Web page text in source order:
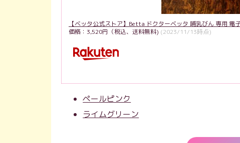
【ベッタ公式ストア】Betta ドクターベッタ 哺乳びん 専用
価格：3,520円（税込、送料無料) (2023/11/13時点)
ペールピンク
ライムグリーン